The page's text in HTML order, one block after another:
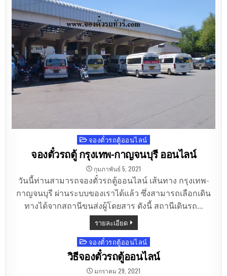
Posted
in
จองตั๋วรถตู้ออนไลน์
จองตั๋วรถตู้ กรุงเทพ-กาญจนบุรี ออนไลน์
กุมภาพันธ์ 5, 2021
วันนี้ท่านสามารถจองตั๋วรถตู้ออนไลน์ เส้นทาง กรุงเทพ-
กาญจนบุรี ผ่านระบบของเราได้แล้ว ซึ่งสามารถเลือกเดิน
ทางได้จากสถานีขนส่งผู้โดยสาร ดังนี้ สถานีเดินรถ…
รายละเอียด
Posted
in
จองตั๋วรถตู้ออนไลน์
วิธีจองตั๋วรถตู้ออนไลน์
มกราคม 29, 2021